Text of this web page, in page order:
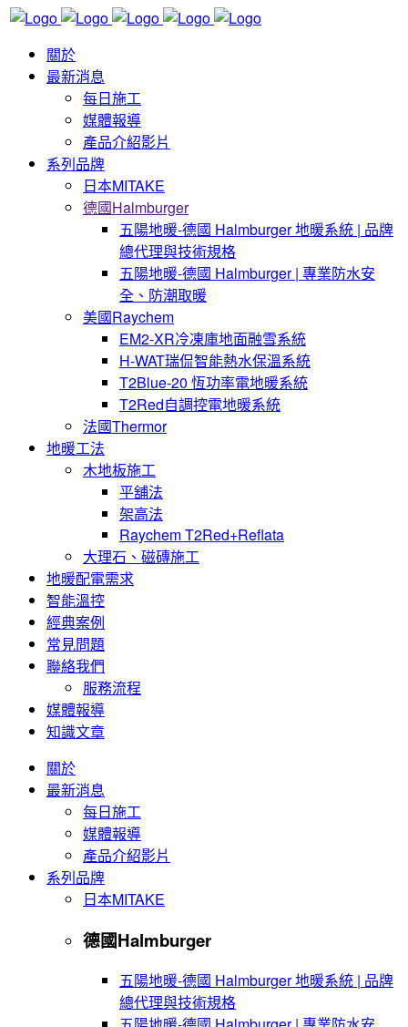
關於
最新消息
每日施工
媒體報導
產品介紹影片
系列品牌
日本MITAKE
德國Halmburger
五陽地暖-德國 Halmburger 地暖系統 | 品牌
總代理與技術規格
五陽地暖-德國 Halmburger | 專業防水安
全、防潮取暖
美國Raychem
EM2-XR冷凍庫地面融雪系統
H-WAT瑞侃智能熱水保溫系統
T2Blue-20 恆功率電地暖系統
T2Red自調控電地暖系統
法國Thermor
地暖工法
木地板施工
平舖法
架高法
Raychem T2Red+Reflata
大理石、磁磚施工
地暖配電需求
智能溫控
經典案例
常見問題
聯絡我們
服務流程
媒體報導
知識文章
關於
最新消息
每日施工
媒體報導
產品介紹影片
系列品牌
日本MITAKE
德國Halmburger
五陽地暖-德國 Halmburger 地暖系統 | 品牌
總代理與技術規格